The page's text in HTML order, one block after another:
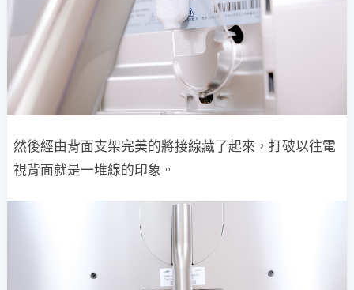
然後經由背面支架完美的將接線藏了起來，打破以往電
視背面就是一堆線的印象。